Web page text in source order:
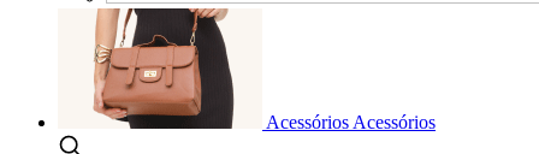
Acessórios Acessórios